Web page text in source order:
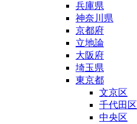
兵庫県
神奈川県
京都府
立地論
大阪府
埼玉県
東京都
文京区
千代田区
中央区